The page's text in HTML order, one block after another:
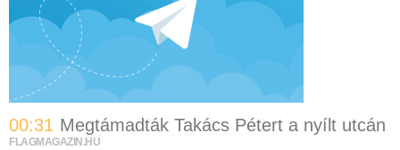
00:31 Megtámadták Takács Pétert a nyílt utcán
FLAGMAGAZIN.HU